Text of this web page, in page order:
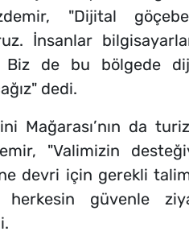
"Dijital
İnsanlar
Biz de bu bölgede
dedi.
Mağarası’nın da
"Valimizin
devri için gerekli
herkesin güvenle